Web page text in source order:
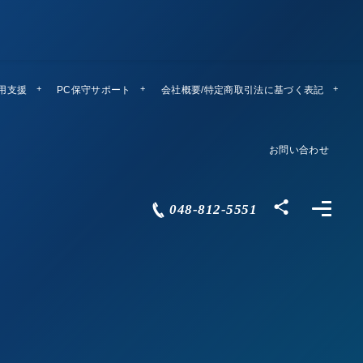
支援 PC保守サポート
リモートメンテ 会社概要/特定商取引法に基づく表記
Company Profile
お問い合わせ
Contact
048-812-5551